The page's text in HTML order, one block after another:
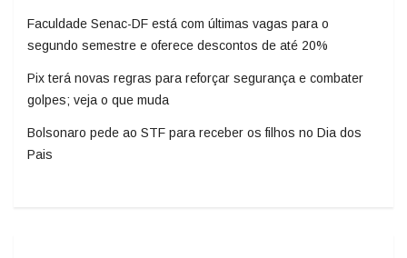
Faculdade Senac-DF está com últimas vagas para o
segundo semestre e oferece descontos de até 20%
Pix terá novas regras para reforçar segurança e combater
golpes; veja o que muda
Bolsonaro pede ao STF para receber os filhos no Dia dos
Pais